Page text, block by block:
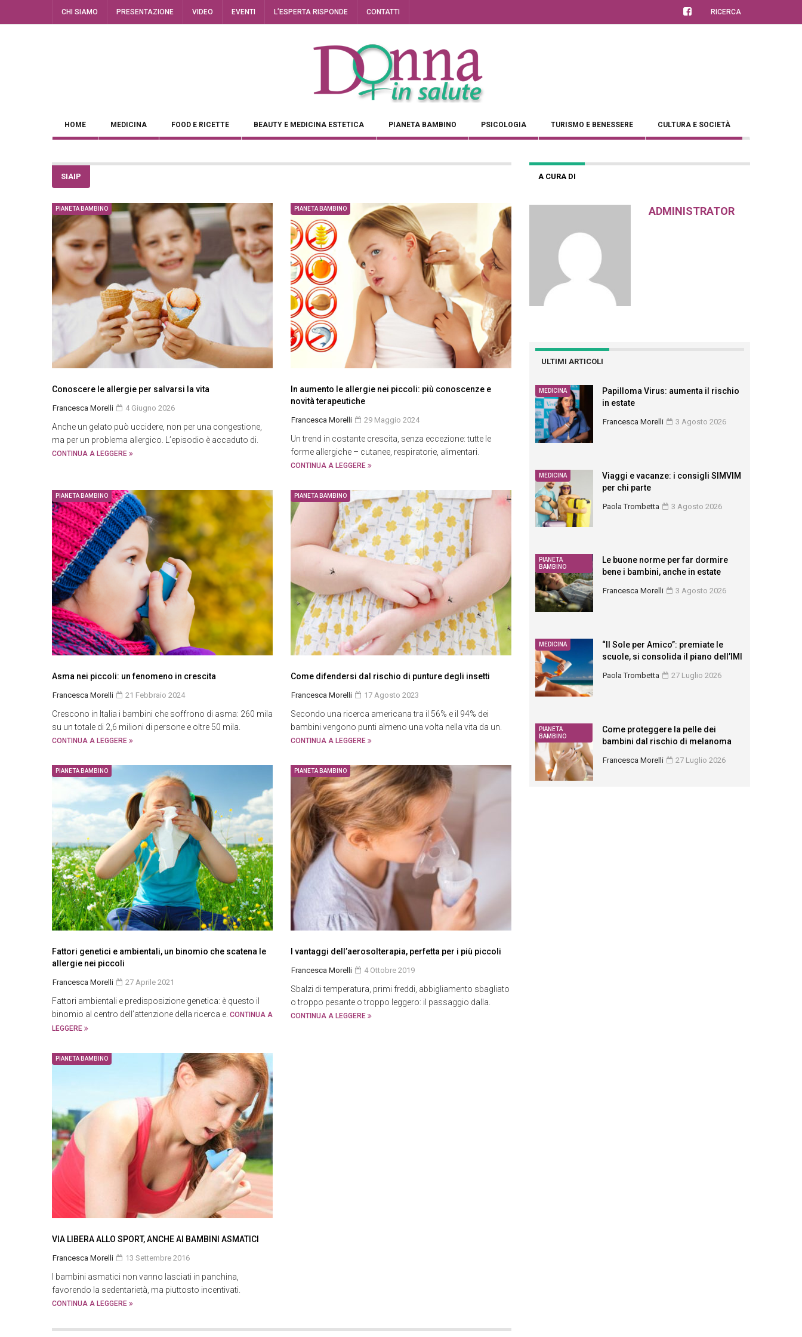
CHI SIAMO PRESENTAZIONE VIDEO EVENTI L’ESPERTA RISPONDE CONTATTI RICERCA
HOME MEDICINA FOOD E RICETTE BEAUTY E MEDICINA ESTETICA PIANETA BAMBINO PSICOLOGIA TURISMO E BENESSERE CULTURA E SOCIETÀ
SIAIP
PIANETA BAMBINO
Conoscere le allergie per salvarsi la vita
Francesca Morelli 4 Giugno 2026
Anche un gelato può uccidere, non per una congestione,
ma per un problema allergico. L’episodio è accaduto di.
CONTINUA A LEGGERE
PIANETA BAMBINO
In aumento le allergie nei piccoli: più conoscenze e
novità terapeutiche
Francesca Morelli 29 Maggio 2024
Un trend in costante crescita, senza eccezione: tutte le
forme allergiche – cutanee, respiratorie, alimentari.
CONTINUA A LEGGERE
PIANETA BAMBINO
Asma nei piccoli: un fenomeno in crescita
Francesca Morelli 21 Febbraio 2024
Crescono in Italia i bambini che soffrono di asma: 260 mila
su un totale di 2,6 milioni di persone e oltre 50 mila.
CONTINUA A LEGGERE
PIANETA BAMBINO
Come difendersi dal rischio di punture degli insetti
Francesca Morelli 17 Agosto 2023
Secondo una ricerca americana tra il 56% e il 94% dei
bambini vengono punti almeno una volta nella vita da un.
CONTINUA A LEGGERE
PIANETA BAMBINO
Fattori genetici e ambientali, un binomio che scatena le
allergie nei piccoli
Francesca Morelli 27 Aprile 2021
Fattori ambientali e predisposizione genetica: è questo il
binomio al centro dell’attenzione della ricerca e. CONTINUA A
LEGGERE
PIANETA BAMBINO
I vantaggi dell’aerosolterapia, perfetta per i più piccoli
Francesca Morelli 4 Ottobre 2019
Sbalzi di temperatura, primi freddi, abbigliamento sbagliato
o troppo pesante o troppo leggero: il passaggio dalla.
CONTINUA A LEGGERE
PIANETA BAMBINO
VIA LIBERA ALLO SPORT, ANCHE AI BAMBINI ASMATICI
Francesca Morelli 13 Settembre 2016
I bambini asmatici non vanno lasciati in panchina,
favorendo la sedentarietà, ma piuttosto incentivati.
CONTINUA A LEGGERE
A CURA DI
ADMINISTRATOR
ULTIMI ARTICOLI
MEDICINA
Papilloma Virus: aumenta il rischio
in estate
Francesca Morelli 3 Agosto 2026
MEDICINA
Viaggi e vacanze: i consigli SIMVIM
per chi parte
Paola Trombetta 3 Agosto 2026
PIANETA
BAMBINO
Le buone norme per far dormire
bene i bambini, anche in estate
Francesca Morelli 3 Agosto 2026
MEDICINA
“Il Sole per Amico”: premiate le
scuole, si consolida il piano dell’IMI
Paola Trombetta 27 Luglio 2026
PIANETA
BAMBINO
Come proteggere la pelle dei
bambini dal rischio di melanoma
Francesca Morelli 27 Luglio 2026